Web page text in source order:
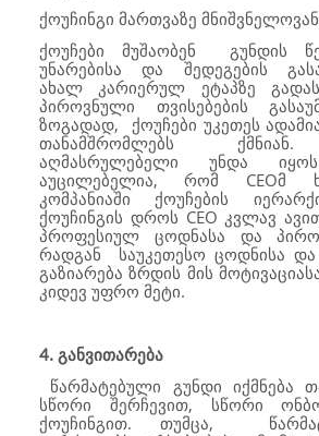
ქოუჩინგი მართვაზე
ქოუჩები მუშაობენ გუნდის
უნარებისა და შედეგების
ახალ კარიერულ ეტაპზე
პიროვნული თვისებების
ზოგადად, ქოუჩები უკეთეს
თანამშრომლებს ქმნიან.
აღმასრულებელი უნდა
აუცილებელია, რომ CEOმ
კომპანიაში ქოუჩების
ქოუჩინგის დროს CEO კვლავ
პროფესიულ ცოდნასა და
რადგან საუკეთესო ცოდნისა
გაზიარება ზრდის მის
კიდევ უფრო მეტი.
4. განვითარება
წარმატებული გუნდი იქმნება
სწორი შერჩევით, სწორი
ქოუჩინგით. თუმცა,